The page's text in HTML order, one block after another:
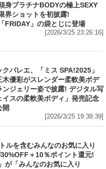
身プラチナBODYの極上SEXY
界ショットを初披露!
「FRIDAY」の袋とじに登場
[2026/3/25 23:26:16]
バレエ、「ミス SPA!2025」
木優彩がスレンダー柔軟美ボデ
ンジェリー姿で披露! デジタル写
イスの柔軟美ボディ」発売記念
開
[2026/3/25 19:38:39]
ルを含むみんなのお気に入り
＋10％ポイント還元!
が「みんなのお気に入り